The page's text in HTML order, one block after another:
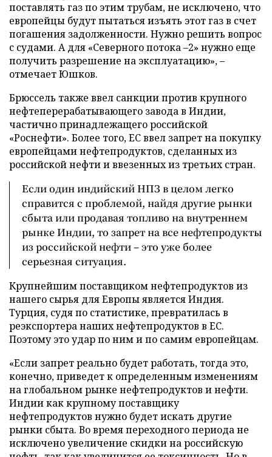
поставлять газ по этим трубам, не исключено, что
европейцы будут пытаться изъять этот газ в счет
погашения задолженности. Нужно решить вопрос
с судами. А для «Северного потока –2» нужно еще
получить разрешение на эксплуатацию», –
отмечает Юшков.
Брюссель также ввел санкции против крупного
нефтеперерабатывающего завода в Индии,
частично принадлежащего российской
«Роснефти». Более того, ЕС ввел запрет на покупку
европейцами нефтепродуктов, сделанных из
российской нефти и ввезенных из третьих стран.
Если один индийский НПЗ в целом легко
справится с проблемой, найдя другие рынки
сбыта или продавая топливо на внутреннем
рынке Индии, то запрет на все нефтепродукты
из российской нефти – это уже более
серьезная ситуация.
Крупнейшим поставщиком нефтепродуктов из
нашего сырья для Европы является Индия.
Турция, судя по статистике, превратилась в
реэкспортера наших нефтепродуктов в ЕС.
Поэтому это удар по ним и по самим европейцам.
«Если запрет реально будет работать, тогда это,
конечно, приведет к определенным изменениям
на глобальном рынке нефтепродуктов и нефти.
Индии как крупному поставщику
нефтепродуктов нужно будет искать другие
рынки сбыта. Во время переходного периода не
исключено увеличение скидки на российскую